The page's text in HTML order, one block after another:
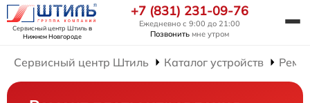
Сервисный центр Штильв
Нижнем Новгороде
+7 (831) 231-09-76
Ежедневно с 9:00 до 21:00
Позвонить мне утром
Сервисный центр Штиль Каталог устройств